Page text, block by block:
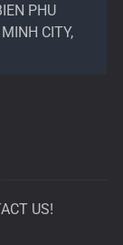
PHU
CITY,
US!